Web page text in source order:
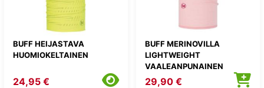
BUFF HEIJASTAVA
HUOMIOKELTAINEN
24,95 €
BUFF MERINOVILLA
LIGHTWEIGHT
VAALEANPUNAINEN
29,90 €